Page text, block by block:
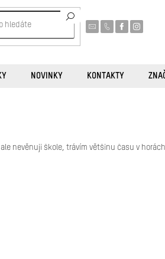
NOVINKY KONTAKTY
nevěnuji škole, trávím většinu času v